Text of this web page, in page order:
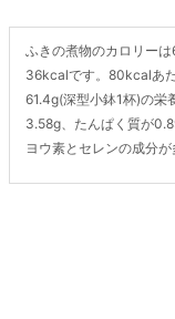
ふきの煮物のカロリー
36kcalです。80kcalあ
61.4g(深型小鉢1杯)の栄
3.58g、たんぱく質が
ヨウ素とセレンの成分が